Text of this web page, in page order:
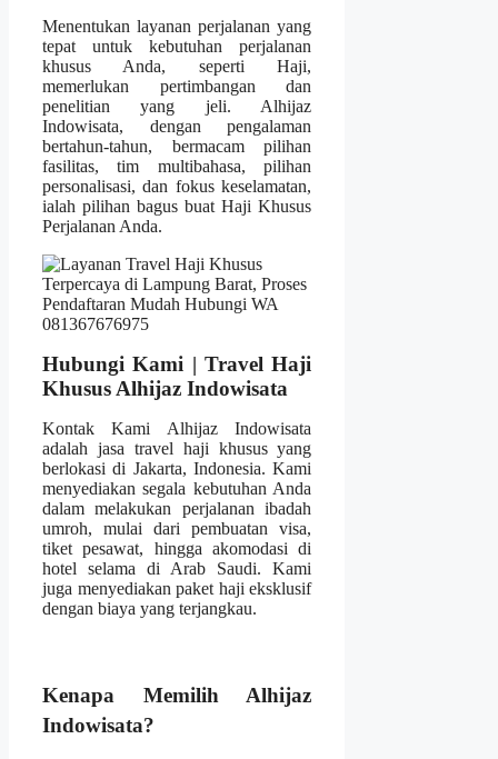
Menentukan layanan perjalanan yang
tepat untuk kebutuhan perjalanan
khusus Anda, seperti Haji,
memerlukan pertimbangan dan
penelitian yang jeli. Alhijaz
Indowisata, dengan pengalaman
bertahun-tahun, bermacam pilihan
fasilitas, tim multibahasa, pilihan
personalisasi, dan fokus keselamatan,
ialah pilihan bagus buat Haji Khusus
Perjalanan Anda.
Hubungi Kami | Travel Haji
Khusus Alhijaz Indowisata
Kontak Kami Alhijaz Indowisata
adalah jasa travel haji khusus yang
berlokasi di Jakarta, Indonesia. Kami
menyediakan segala kebutuhan Anda
dalam melakukan perjalanan ibadah
umroh, mulai dari pembuatan visa,
tiket pesawat, hingga akomodasi di
hotel selama di Arab Saudi. Kami
juga menyediakan paket haji eksklusif
dengan biaya yang terjangkau.
Kenapa Memilih Alhijaz
Indowisata?